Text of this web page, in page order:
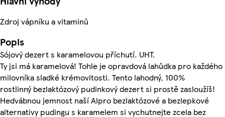
Zdroj vápníku a vitaminů
Popis
Sójový dezert s karamelovou příchutí. UHT.
Ty jsi má karamelová! Tohle je opravdová lahůdka pro každého
milovníka sladké krémovitosti. Tento lahodný, 100%
rostlinný bezlaktózový pudinkový dezert si prostě zasloužíš!
Hedvábnou jemnost naší Alpro bezlaktózové a bezlepkové
alternativy pudingu s karamelem si vychutnejte zcela bez